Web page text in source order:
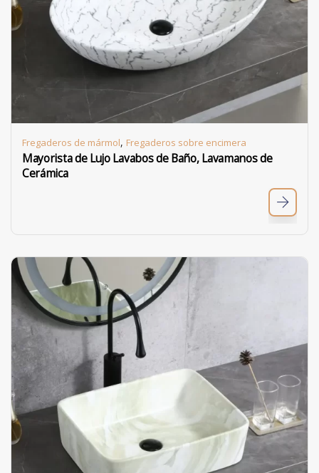
Fregaderos de mármol, Fregaderos sobre encimera
Mayorista de Lujo Lavabos de Baño, Lavamanos de
Cerámica